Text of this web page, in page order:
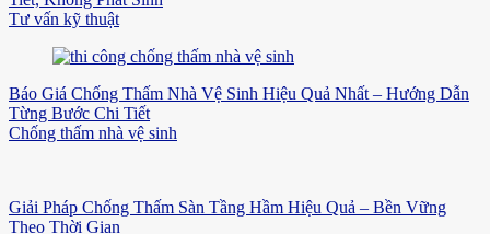
Tư vấn kỹ thuật
Báo Giá Chống Thấm Nhà Vệ Sinh Hiệu Quả Nhất – Hướng Dẫn
Từng Bước Chi Tiết
Chống thấm nhà vệ sinh
Giải Pháp Chống Thấm Sàn Tầng Hầm Hiệu Quả – Bền Vững
Theo Thời Gian